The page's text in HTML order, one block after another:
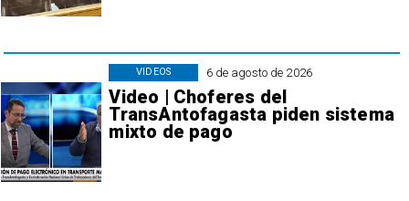
6 de agosto de 2026
Video | Choferes del
TransAntofagasta piden sistema
mixto de pago
VIDEOS